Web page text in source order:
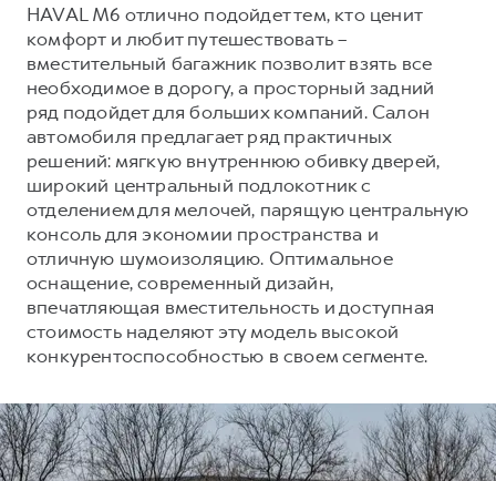
HAVAL M6 отлично подойдет тем, кто ценит
комфорт и любит путешествовать –
вместительный багажник позволит взять все
необходимое в дорогу, а просторный задний
ряд подойдет для больших компаний. Салон
автомобиля предлагает ряд практичных
решений: мягкую внутреннюю обивку дверей,
широкий центральный подлокотник с
отделением для мелочей, парящую центральную
консоль для экономии пространства и
отличную шумоизоляцию. Оптимальное
оснащение, современный дизайн,
впечатляющая вместительность и доступная
стоимость наделяют эту модель высокой
конкурентоспособностью в своем сегменте.